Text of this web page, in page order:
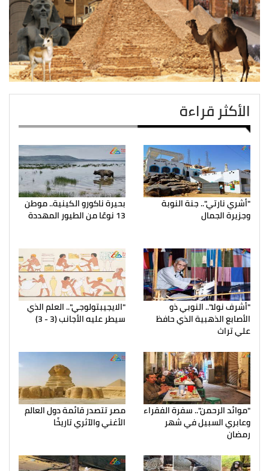
الأكثر قراءة
"أشري نارتي".. جنة النوبة
وجزيرة الجمال
بحيرة ناكورو الكينية.. موطن
13 نوعًا من الطيور المهددة
"أشرف نولا".. النوبي ذو
الأصابع الذهبية الذي حافظ
علي تراث
"الايجيبتولوجي".. العلم الذي
سيطر عليه الأجانب (3 - 3)
"موائد الرحمن".. سفرة الفقراء
وعابري السبيل في شهر
رمضان
مصر تتصدر قائمة دول العالم
الأغني والآثري تاريخًا